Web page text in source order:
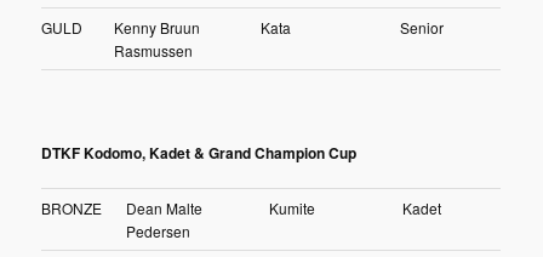
GULD
Kenny Bruun
Rasmussen
Kata Senior
DTKF Kodomo, Kadet & Grand Champion Cup
BRONZE
Dean Malte
Pedersen
Kumite Kadet